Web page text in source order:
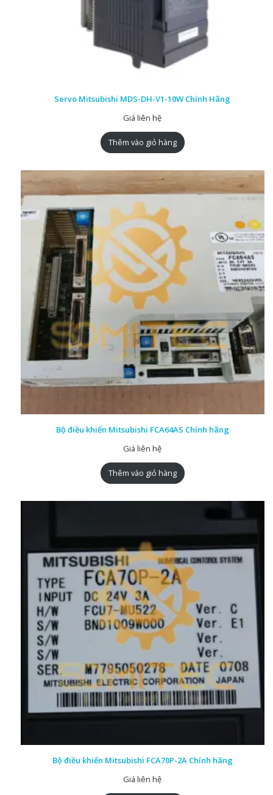
Servo Mitsubishi MDS-DH-V1-10W Chính Hãng
Giá liên hệ
Thêm vào giỏ hàng
Bộ điều khiển Mitsubishi FCA64AS Chính hãng
Giá liên hệ
Thêm vào giỏ hàng
Bộ điều khiển Mitsubishi FCA70P-2A Chính hãng
Giá liên hệ